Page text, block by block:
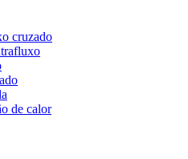
cruzado
de calor